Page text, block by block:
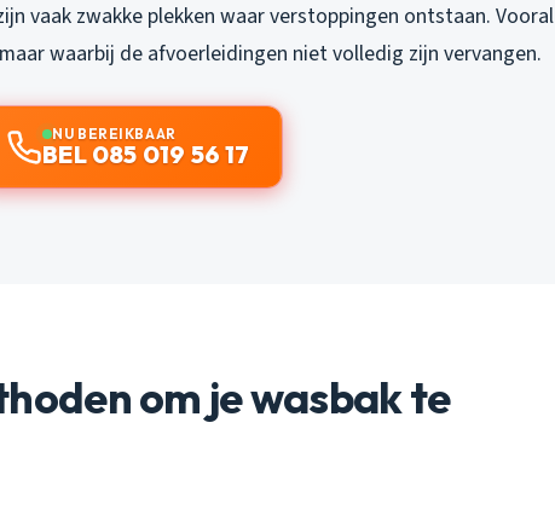
vaak zwakke plekken waar verstoppingen ontstaan. Vooral
waarbij de afvoerleidingen niet volledig zijn vervangen.
NU BEREIKBAAR
BEL 085 019 56 17
om je wasbak te